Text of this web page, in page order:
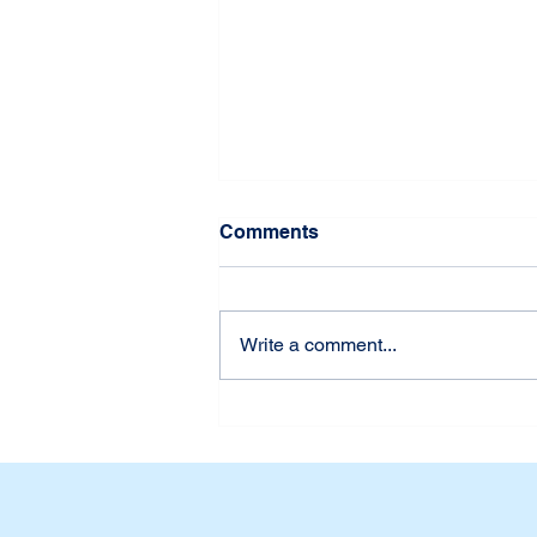
Harapan Daan Mogot
Comments
Write a comment...